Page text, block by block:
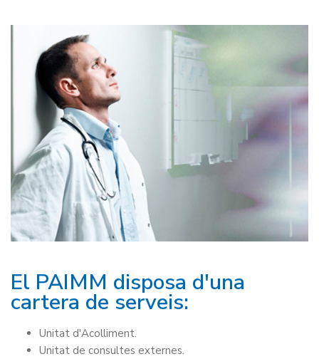
El PAIMM disposa d'una
cartera de serveis:
Unitat d'Acolliment.
Unitat de consultes externes.